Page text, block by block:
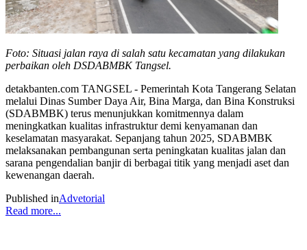
Foto: Situasi jalan raya di salah satu kecamatan yang dilakukan
perbaikan oleh DSDABMBK Tangsel.
detakbanten.com TANGSEL - Pemerintah Kota Tangerang Selatan
melalui Dinas Sumber Daya Air, Bina Marga, dan Bina Konstruksi
(SDABMBK) terus menunjukkan komitmennya dalam
meningkatkan kualitas infrastruktur demi kenyamanan dan
keselamatan masyarakat. Sepanjang tahun 2025, SDABMBK
melaksanakan pembangunan serta peningkatan kualitas jalan dan
sarana pengendalian banjir di berbagai titik yang menjadi aset dan
kewenangan daerah.
Published inAdvetorial
Read more...